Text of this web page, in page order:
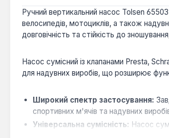
Ручний вертикальний насос Tolsen
велосипедів, мотоциклів, а також
довговічність та стійкість до
Насос сумісний із клапанами Presta,
для надувних виробів, що розширює
Широкий спектр застосування:
спортивних м'ячів та надувних
Універсальна сумісність: Насос